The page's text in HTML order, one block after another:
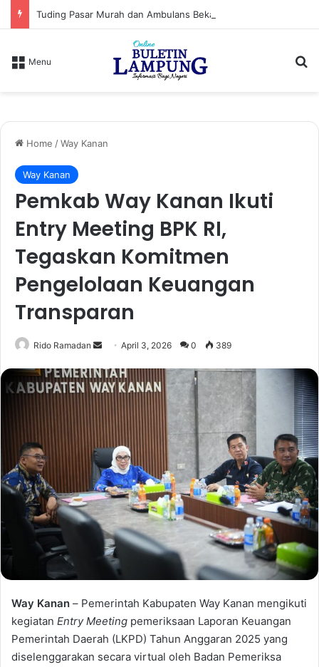
Menu
Home /Way Kanan
Way Kanan
Pemkab Way Kanan Ikuti
Entry Meeting BPK RI,
Tegaskan Komitmen
Pengelolaan Keuangan
Transparan
Rido Ramadan
n
n
e
m
a
i
April 3, 2026 0 389
Way Kanan – Pemerintah Kabupaten Way Kanan mengikuti
kegiatan Entry Meeting pemeriksaan Laporan Keuangan
Pemerintah Daerah (LKPD) Tahun Anggaran 2025 yang
diselenggarakan secara virtual oleh Badan Pemeriksa